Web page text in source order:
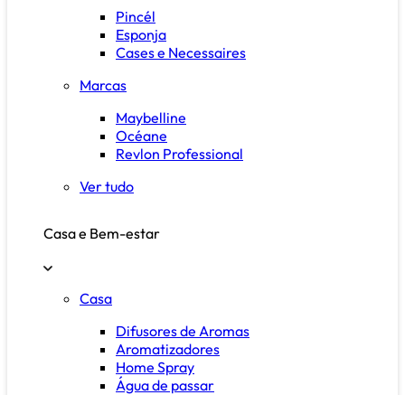
Pincél
Esponja
Cases e Necessaires
Marcas
Maybelline
Océane
Revlon Professional
Ver tudo
Casa e Bem-estar
Casa
Difusores de Aromas
Aromatizadores
Home Spray
Água de passar